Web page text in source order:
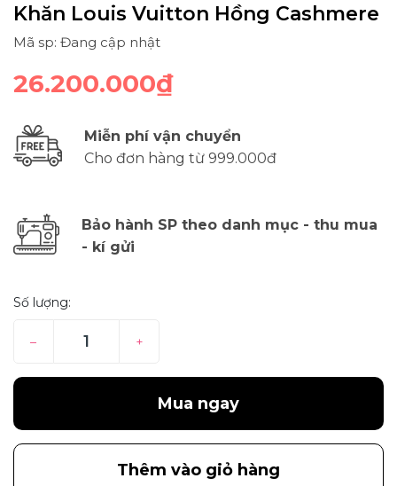
Khăn Louis Vuitton Hồng Cashmere
Mã sp: Đang cập nhật
26.200.000₫
Miễn phí vận chuyển
Cho đơn hàng từ 999.000đ
Bảo hành SP theo danh mục - thu mua
- kí gửi
Số lượng:
– +
Mua ngay
Thêm vào giỏ hàng